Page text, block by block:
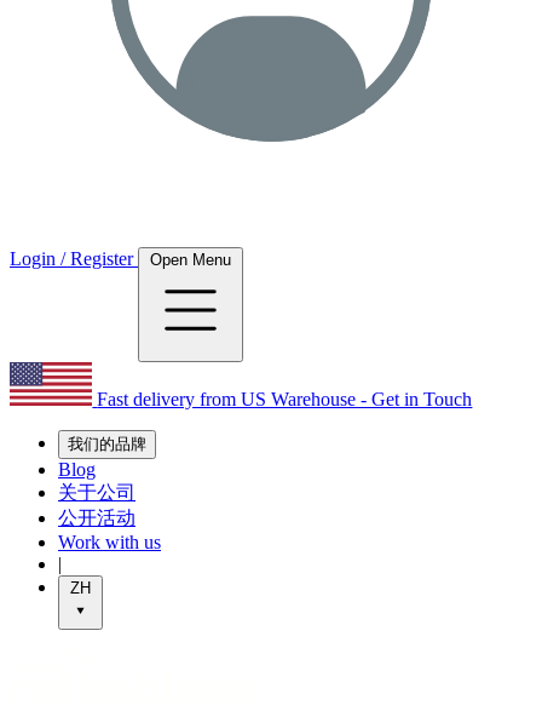
Login / Register Open Menu
Fast delivery from US Warehouse - Get in Touch
我们的品牌
Blog
关于公司
公开活动
Work with us
|
ZH